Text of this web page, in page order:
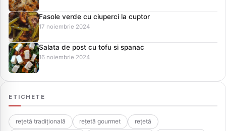
Fasole verde cu ciuperci la cuptor
17 noiembrie 2024
Salata de post cu tofu si spanac
16 noiembrie 2024
ETICHETE
rețetă tradițională rețetă gourmet
rețetă